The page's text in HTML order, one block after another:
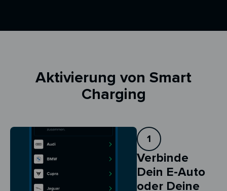
Aktivierung von Smart
Charging
1
Verbinde
Dein E-Auto
oder Deine